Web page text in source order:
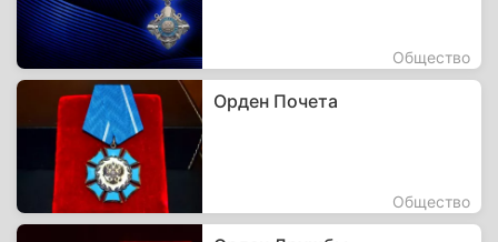
Общество
Орден Почета
Общество